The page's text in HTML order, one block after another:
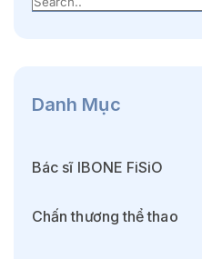
Danh Mục
Bác sĩ IBONE FiSiO
Chấn thương thể thao